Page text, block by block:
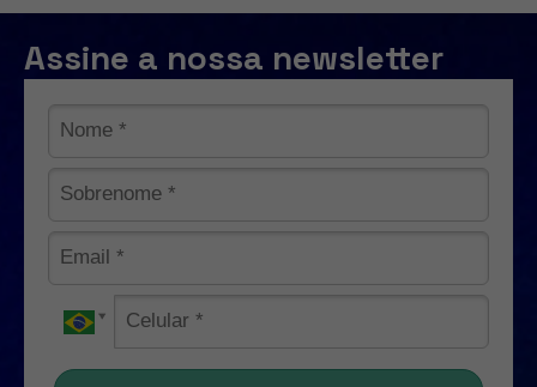
Assine a nossa newsletter